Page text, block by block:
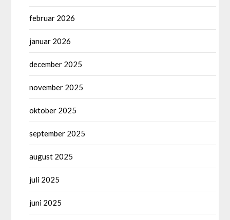
februar 2026
januar 2026
december 2025
november 2025
oktober 2025
september 2025
august 2025
juli 2025
juni 2025